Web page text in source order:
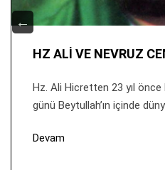
HZ ALİ VE NEVRUZ
Hz. Ali Hicretten 23 yıl önce
günü Beytullah’ın içinde
Devam